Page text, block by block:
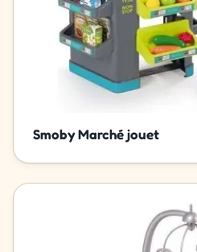
Smoby Marché jouet